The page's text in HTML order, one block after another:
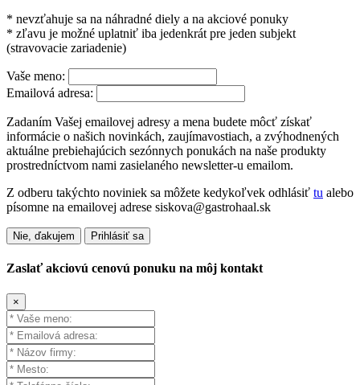
* nevzťahuje sa na náhradné diely a na akciové ponuky
* zľavu je možné uplatniť iba jedenkrát pre jeden subjekt
(stravovacie zariadenie)
Vaše meno:
Emailová adresa:
Zadaním Vašej emailovej adresy a mena budete môcť získať
informácie o našich novinkách, zaujímavostiach, a zvýhodnených
aktuálne prebiehajúcich sezónnych ponukách na naše produkty
prostredníctvom nami zasielaného newsletter-u emailom.
Z odberu takýchto noviniek sa môžete kedykoľvek odhlásiť tu alebo
písomne na emailovej adrese siskova@gastrohaal.sk
Nie, ďakujem Prihlásiť sa
Zaslať akciovú cenovú ponuku na môj kontakt
×